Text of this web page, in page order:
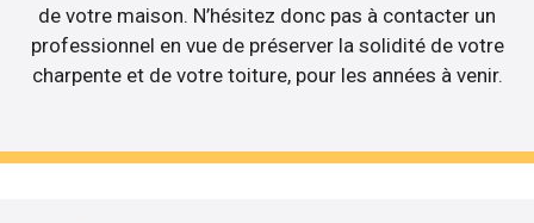
de votre maison. N’hésitez donc pas à contacter un
professionnel en vue de préserver la solidité de votre
charpente et de votre toiture, pour les années à venir.